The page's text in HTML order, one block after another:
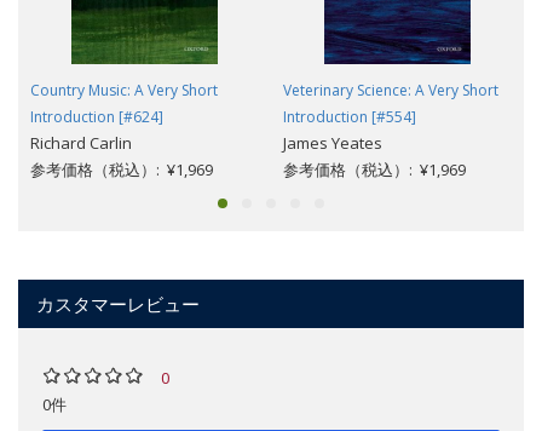
Country Music: A Very Short
Introduction [#624]
Richard Carlin
参考価格（税込）: ¥1,969
Veterinary Science: A Very Short
Introduction [#554]
James Yeates
参考価格（税込）: ¥1,969
カスタマーレビュー
0
0件